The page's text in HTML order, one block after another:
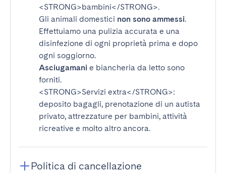
<STRONG>bambini</STRONG>.
Gli animali domestici non sono ammessi.
Effettuiamo una pulizia accurata e una
disinfezione di ogni proprietà prima e dopo
ogni soggiorno.
Asciugamani e biancheria da letto sono
forniti.
<STRONG>Servizi extra</STRONG>:
deposito bagagli, prenotazione di un autista
privato, attrezzature per bambini, attività
ricreative e molto altro ancora.
Politica di cancellazione